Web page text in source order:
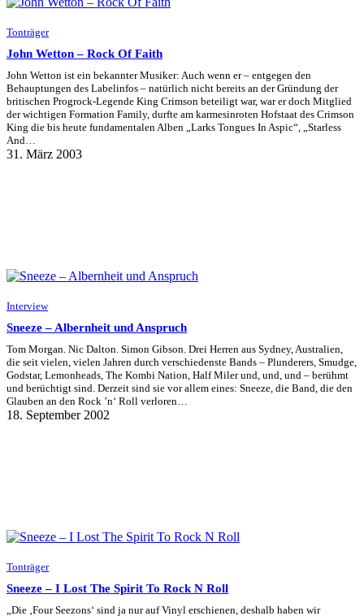
Tonträger
John Wetton – Rock Of Faith
John Wetton ist ein bekannter Musiker: Auch wenn er – entgegen den
Behauptungen des Labelinfos – natürlich nicht bereits an der Gründung der
britischen Progrock-Legende King Crimson beteiligt war, war er doch Mitglied
der wichtigen Formation Family, durfte am karmesinroten Hofstaat des Crimson
King die bis heute fundamentalen Alben „Larks Tongues In Aspic“, „Starless
And…
31. März 2003
Interview
Sneeze – Albernheit und Anspruch
Tom Morgan. Nic Dalton. Simon Gibson. Drei Herren aus Sydney, Australien,
die seit vielen, vielen Jahren durch verschiedenste Bands – Plunderers, Smudge,
Godstar, Lemonheads, The Kombi Nation, Half Miler und, und, und – berühmt
und berüchtigt sind. Derzeit sind sie vor allem eines: Sneeze, die Band, die den
Glauben an den Rock ’n‘ Roll verloren…
18. September 2002
Tonträger
Sneeze – I Lost The Spirit To Rock N Roll
„Die ‚Four Seezons‘ sind ja nur auf Vinyl erschienen, deshalb haben wir